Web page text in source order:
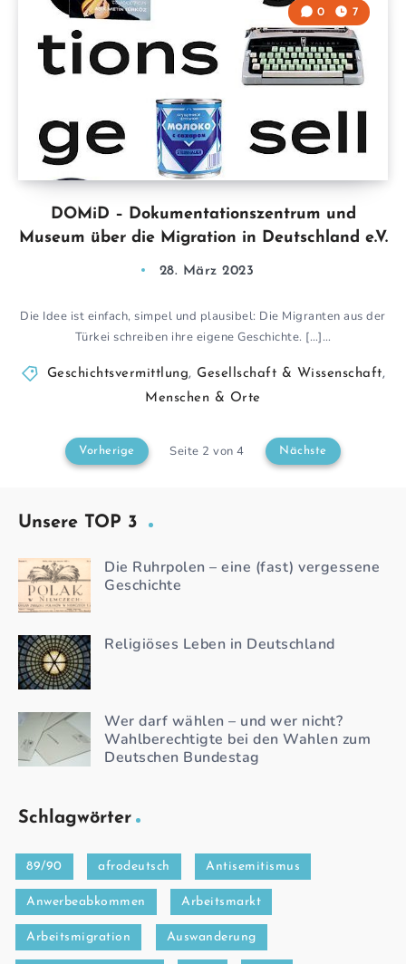
DOMiD – Dokumentationszentrum und
Museum über die Migration in Deutschland e.V.
0 7
28. März 2023
Die Idee ist einfach, simpel und plausibel: Die Migranten aus der
Türkei schreiben ihre eigene Geschichte. […]…
Geschichtsvermittlung, Gesellschaft & Wissenschaft,
Menschen & Orte
Vorherige Seite 2 von 4 Nächste
Unsere TOP 3
Die Ruhrpolen – eine (fast) vergessene
Geschichte
Religiöses Leben in Deutschland
Wer darf wählen – und wer nicht?
Wahlberechtigte bei den Wahlen zum
Deutschen Bundestag
Schlagwörter
89/90 afrodeutsch Antisemitismus
Anwerbeabkommen Arbeitsmarkt
Arbeitsmigration Auswanderung